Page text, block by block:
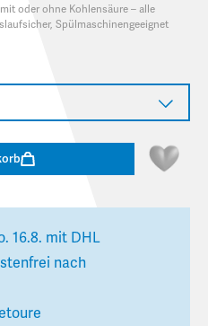
oder ohne Kohlensäure – alle
Spülmaschinengeeignet
16.8. mit DHL
nach